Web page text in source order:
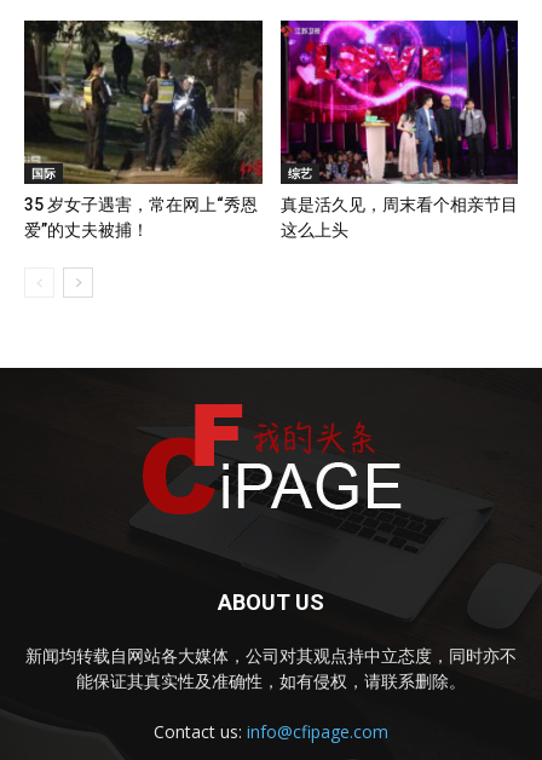
国际
35 岁女子遇害，常在网上“秀恩
爱”的丈夫被捕！
综艺
真是活久见，周末看个相亲节目
这么上头
ABOUT US
新闻均转载自网站各大媒体，公司对其观点持中立态度，同时亦不
能保证其真实性及准确性，如有侵权，请联系删除。
Contact us: info@cfipage.com